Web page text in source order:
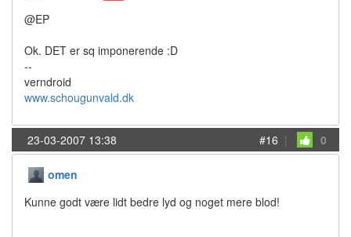
@EP
Ok. DET er sq imponerende :D
--
verndroid
www.schougunvald.dk
23-03-2007 13:38 #16 | 0
omen
Kunne godt være lidt bedre lyd og noget mere blod!